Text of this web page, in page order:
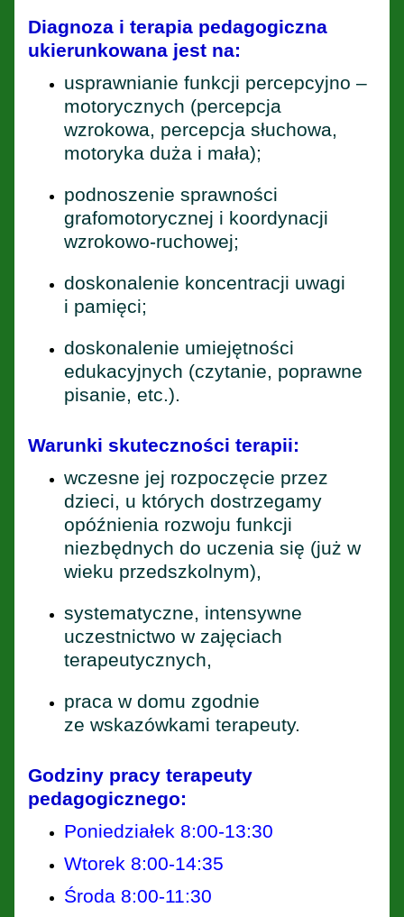
Diagnoza i terapia pedagogiczna
ukierunkowana jest na:
usprawnianie funkcji percepcyjno –
motorycznych (percepcja
wzrokowa, percepcja słuchowa,
motoryka duża i mała);
podnoszenie sprawności
grafomotorycznej i koordynacji
wzrokowo-ruchowej;
doskonalenie koncentracji uwagi
i pamięci;
doskonalenie umiejętności
edukacyjnych (czytanie, poprawne
pisanie, etc.).
Warunki skuteczności terapii:
wczesne jej rozpoczęcie przez
dzieci, u których dostrzegamy
opóźnienia rozwoju funkcji
niezbędnych do uczenia się (już w
wieku przedszkolnym),
systematyczne, intensywne
uczestnictwo w zajęciach
terapeutycznych,
praca w domu zgodnie
ze wskazówkami terapeuty.
Godziny pracy terapeuty
pedagogicznego:
Poniedziałek 8:00-13:30
Wtorek 8:00-14:35
Środa 8:00-11:30